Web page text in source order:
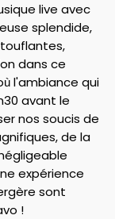
live avec
splendide,
dans ce
l'ambiance qui
avant le
nos soucis de
de la
expérience
sont
!